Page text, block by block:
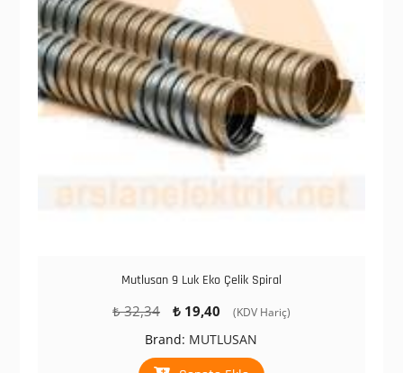
Mutlusan 9 Luk Eko Çelik Spiral
₺32,34
Orijinal
₺ 32,34.
₺19,40
Şu
fiyat:
₺ 19,40.
(KDV Hariç)
Brand: MUTLUSAN